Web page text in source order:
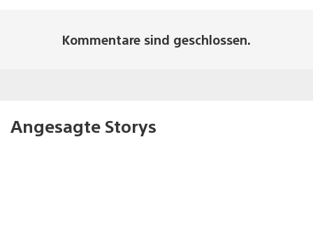
Kommentare sind geschlossen.
Angesagte Storys